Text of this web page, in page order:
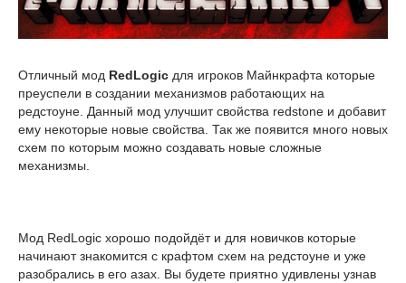
Отличный мод RedLogic для игроков Майнкрафта которые
преуспели в создании механизмов работающих на
редстоуне. Данный мод улучшит свойства redstone и добавит
ему некоторые новые свойства. Так же появится много новых
схем по которым можно создавать новые сложные
механизмы.
Мод RedLogic хорошо подойдёт и для новичков которые
начинают знакомится с крафтом схем на редстоуне и уже
разобрались в его азах. Вы будете приятно удивлены узнав